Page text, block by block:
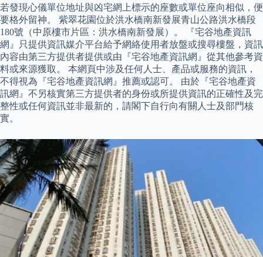
若發現心儀單位地址與凶宅網上標示的座數或單位座向相似，便
要格外留神。 紫翠花園位於洪水橋南新發展青山公路洪水橋段
180號（中原樓市片區：洪水橋南新發展）。 『宅谷地產資訊
網』只提供資訊媒介平台給予網絡使用者放盤或搜尋樓盤，資訊
內容由第三方提供者提供或由『宅谷地產資訊網』從其他參考資
料或來源獲取。 本網頁中涉及任何人士、產品或服務的資訊，
不得視為『宅谷地產資訊網』推薦或認可。 由於『宅谷地產資
訊網』不另核實第三方提供者的身份或所提供資訊的正確性及完
整性或任何資訊並非最新的，請閣下自行向有關人士及部門核
實。